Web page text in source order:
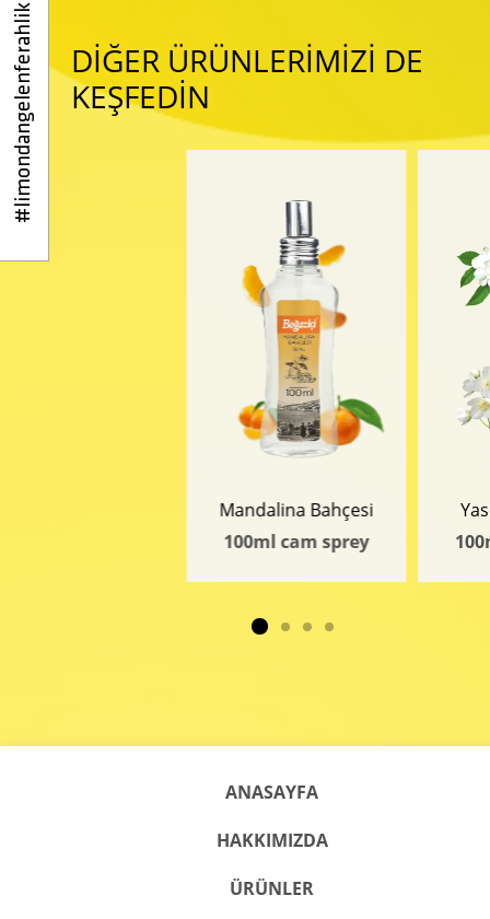
#limondangelenferahlik
DİĞER ÜRÜNLERİMİZİ DE
KEŞFEDİN
Mandalina Bahçesi
100ml cam sprey
ANASAYFA
HAKKIMIZDA
ÜRÜNLER